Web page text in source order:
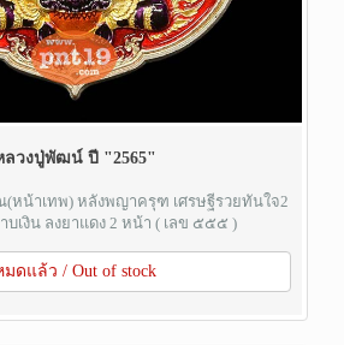
ลวงปู่พัฒน์ ปี "2565"
(หน้าเทพ) หลังพญาครุฑ เศรษฐีรวยทันใจ2
บเงิน ลงยาแดง 2 หน้า ( เลข ๕๕๕ )
มดแล้ว / Out of stock